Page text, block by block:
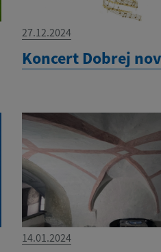
27.12.2024
Koncert Dobrej
14.01.2024